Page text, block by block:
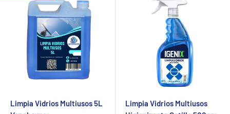
Limpia Vidrios Multiusos 5L
Limpia Vidrios Multiusos
Se requiere iniciar sesión